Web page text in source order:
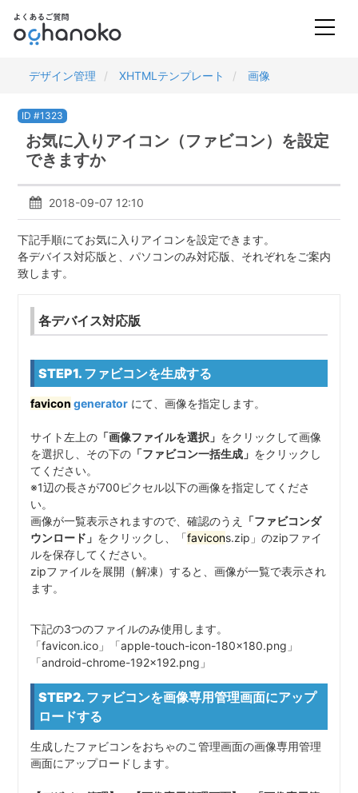
デザイン管理 XHTMLテンプレート 画像
ID #1323
お気に入りアイコン（ファビコン）を設定
できますか
2018-09-07 12:10
下記手順にてお気に入りアイコンを設定できます。
各デバイス対応版と、パソコンのみ対応版、それぞれをご案内
致します。
各デバイス対応版
STEP1. ファビコンを生成する
favicon generator にて、画像を指定します。
サイト左上の 「画像ファイルを選択」 をクリックして画像
を選択し、その下の 「ファビコン一括生成」 をクリックし
てください。
※1辺の長さが700ピクセル以下の画像を指定してくださ
い。
画像が一覧表示されますので、確認のうえ
「ファビコンダ
ウンロード」 をクリックし、「favicons.zip」のzipファイ
ルを保存してください。
zipファイルを展開（解凍）すると、画像が一覧で表示され
ます。
下記の3つのファイルのみ使用します。
「favicon.ico」「apple-touch-icon-180x180.png」
「android-chrome-192x192.png」
STEP2. ファビコンを画像専用管理画面にアップ
ロードする
生成したファビコンをおちゃのこ管理画面の画像専用管理
画面にアップロードします。